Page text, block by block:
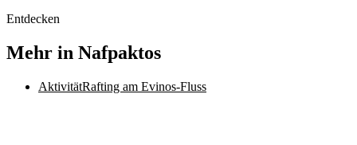
Entdecken
Mehr in Nafpaktos
AktivitätRafting am Evinos-Fluss